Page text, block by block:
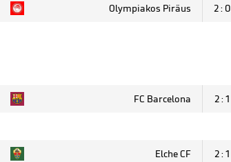
Olympiakos Piräus 2 : 0
FC Barcelona 2 : 1
Elche CF 2 : 1